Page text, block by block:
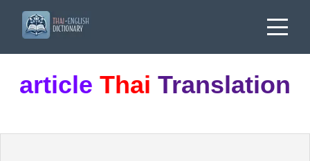
article Thai Translation